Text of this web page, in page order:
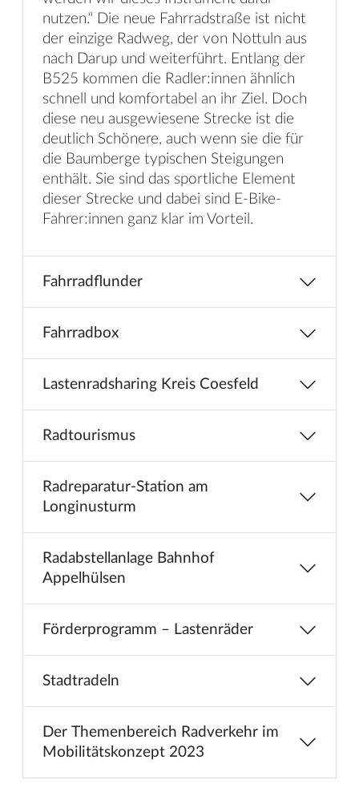
nutzen.“ Die neue Fahrradstraße ist nicht
der einzige Radweg, der von Nottuln aus
nach Darup und weiterführt. Entlang der
B525 kommen die Radler:innen ähnlich
schnell und komfortabel an ihr Ziel. Doch
diese neu ausgewiesene Strecke ist die
deutlich Schönere, auch wenn sie die für
die Baumberge typischen Steigungen
enthält. Sie sind das sportliche Element
dieser Strecke und dabei sind E-Bike-
Fahrer:innen ganz klar im Vorteil.
Fahrradflunder
Fahrradbox
Lastenradsharing Kreis Coesfeld
Radtourismus
Radreparatur-Station am
Longinusturm
Radabstellanlage Bahnhof
Appelhülsen
Förderprogramm – Lastenräder
Stadtradeln
Der Themenbereich Radverkehr im
Mobilitätskonzept 2023